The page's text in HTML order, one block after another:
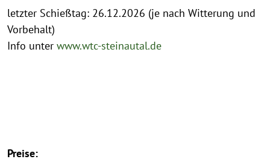
letzter Schießtag: 26.12.2026 (je nach Witterung und
Vorbehalt)
Info unter www.wtc-steinautal.de
Preise: